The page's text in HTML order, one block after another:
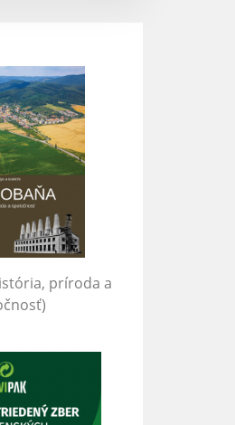
príroda a